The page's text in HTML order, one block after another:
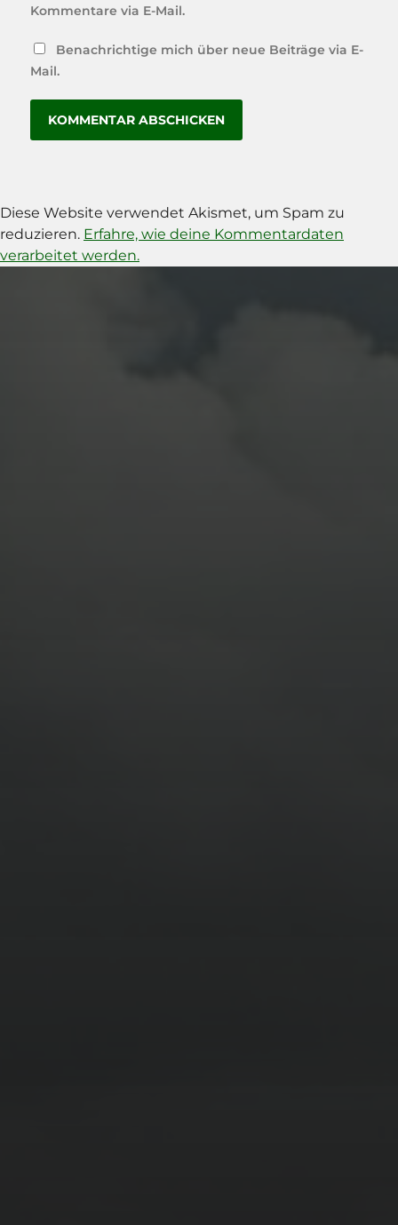
Kommentare via E-Mail.
Benachrichtige mich über neue Beiträge via E-
Mail.
Diese Website verwendet Akismet, um Spam zu
reduzieren. Erfahre, wie deine Kommentardaten
verarbeitet werden.